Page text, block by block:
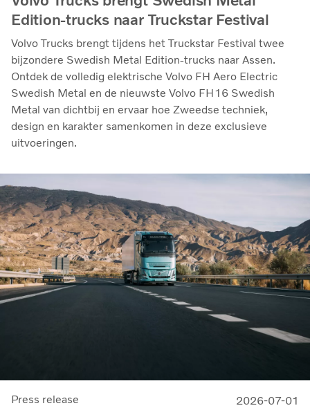
Edition-trucks naar Truckstar Festival
Volvo Trucks brengt tijdens het Truckstar Festival twee
bijzondere Swedish Metal Edition-trucks naar Assen.
Ontdek de volledig elektrische Volvo FH Aero Electric
Swedish Metal en de nieuwste Volvo FH16 Swedish
Metal van dichtbij en ervaar hoe Zweedse techniek,
design en karakter samenkomen in deze exclusieve
uitvoeringen.
Press release 2026-07-01